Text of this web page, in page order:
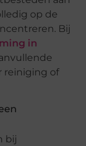
op de
Bij
in
reiniging of
bij